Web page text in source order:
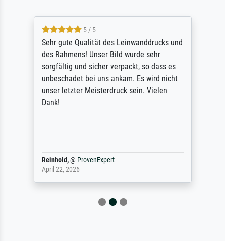
5 / 5
Sehr gute Qualität des Leinwanddrucks und
des Rahmens! Unser Bild wurde sehr
sorgfältig und sicher verpackt, so dass es
unbeschadet bei uns ankam. Es wird nicht
unser letzter Meisterdruck sein. Vielen
Dank!
Reinhold,@ ProvenExpert
April 22, 2026